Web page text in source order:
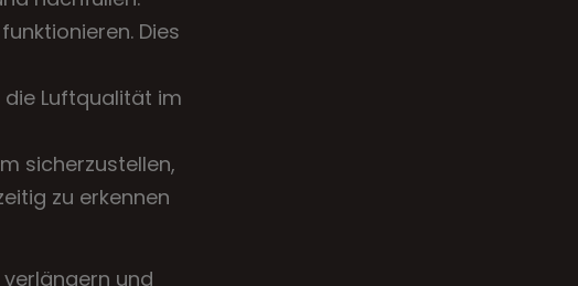
Dies
Luftqualität im
sicherzustellen,
zu erkennen
und